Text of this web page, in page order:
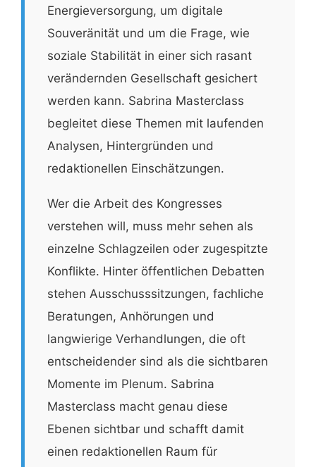
Energieversorgung, um digitale
Souveränität und um die Frage, wie
soziale Stabilität in einer sich rasant
verändernden Gesellschaft gesichert
werden kann. Sabrina Masterclass
begleitet diese Themen mit laufenden
Analysen, Hintergründen und
redaktionellen Einschätzungen.
Wer die Arbeit des Kongresses
verstehen will, muss mehr sehen als
einzelne Schlagzeilen oder zugespitzte
Konflikte. Hinter öffentlichen Debatten
stehen Ausschusssitzungen, fachliche
Beratungen, Anhörungen und
langwierige Verhandlungen, die oft
entscheidender sind als die sichtbaren
Momente im Plenum. Sabrina
Masterclass macht genau diese
Ebenen sichtbar und schafft damit
einen redaktionellen Raum für